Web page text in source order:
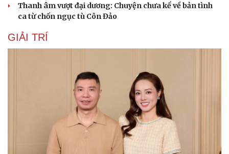
Thanh âm vượt đại dương: Chuyện chưa kể về bản tình
ca từ chốn ngục tù Côn Đảo
GIẢI TRÍ